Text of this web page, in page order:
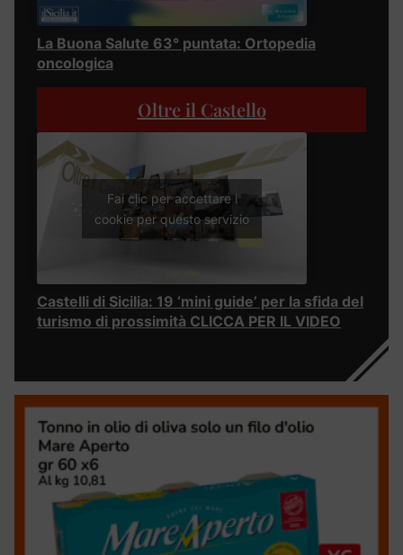
La Buona Salute 63° puntata: Ortopedia
oncologica
Oltre il Castello
Fai clic per accettare i
cookie per questo servizio
Castelli di Sicilia: 19 ‘mini guide’ per la sfida del
turismo di prossimità CLICCA PER IL VIDEO